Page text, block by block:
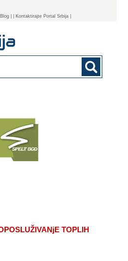
Blog | Kontaktirajte Portal Srbija |
TOPLIH